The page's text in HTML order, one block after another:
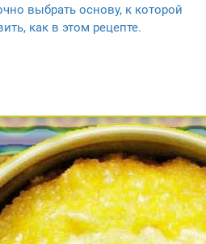
выбрать основу, к которой
как в этом рецепте.